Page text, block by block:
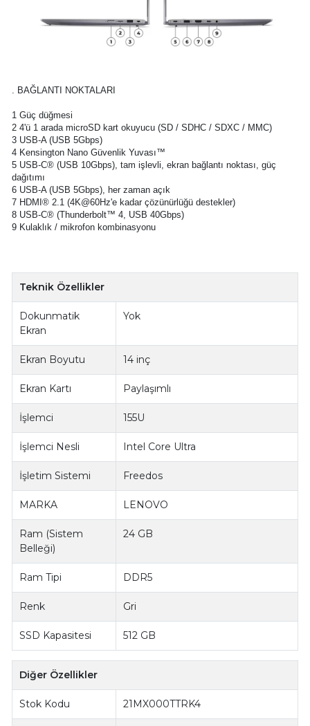
. BAĞLANTI NOKTALARI
1 Güç düğmesi
2 4'ü 1 arada microSD kart okuyucu (SD / SDHC / SDXC / MMC)
3 USB-A (USB 5Gbps)
4 Kensington Nano Güvenlik Yuvası™
5 USB-C® (USB 10Gbps), tam işlevli, ekran bağlantı noktası, güç
dağıtımı
6 USB-A (USB 5Gbps), her zaman açık
7 HDMI® 2.1 (4K@60Hz'e kadar çözünürlüğü destekler)
8 USB-C® (Thunderbolt™ 4, USB 40Gbps)
9 Kulaklık / mikrofon kombinasyonu
Teknik Özellikler
Dokunmatik
Ekran
Yok
Ekran Boyutu 14 inç
Ekran Kartı Paylaşımlı
İşlemci 155U
İşlemci Nesli Intel Core Ultra
İşletim Sistemi Freedos
MARKA LENOVO
Ram (Sistem
Belleği)
24 GB
Ram Tipi DDR5
Renk Gri
SSD Kapasitesi 512 GB
Diğer Özellikler
Stok Kodu 21MX000TTRK4